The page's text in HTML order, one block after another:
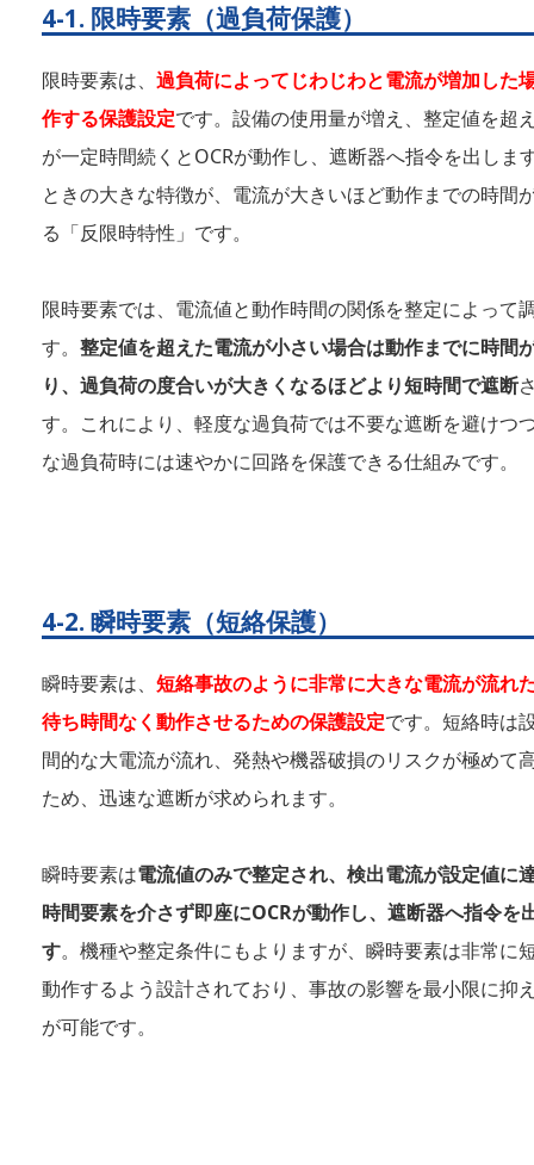
4-1. 限時要素（過負荷保護）
限時要素は、 過負荷によってじわじわと電流が増加した
作する保護設定です。設備の使用量が増え、整定値を超
が一定時間続くとOCRが動作し、遮断器へ指令を出しま
ときの大きな特徴が、電流が大きいほど動作までの時間
る「反限時特性」です。
限時要素では、電流値と動作時間の関係を整定によって
す。 整定値を超えた電流が小さい場合は動作までに時間
り、過負荷の度合いが大きくなるほどより短時間で遮断
す。これにより、軽度な過負荷では不要な遮断を避けつ
な過負荷時には速やかに回路を保護できる仕組みです。
4-2. 瞬時要素（短絡保護）
瞬時要素は、 短絡事故のように非常に大きな電流が流れ
待ち時間なく動作させるための保護設定です。短絡時は
間的な大電流が流れ、発熱や機器破損のリスクが極めて
ため、迅速な遮断が求められます。
瞬時要素は電流値のみで整定され、検出電流が設定値に
時間要素を介さず即座にOCRが動作し、遮断器へ指令を
す。機種や整定条件にもよりますが、瞬時要素は非常に
動作するよう設計されており、事故の影響を最小限に抑
が可能です。